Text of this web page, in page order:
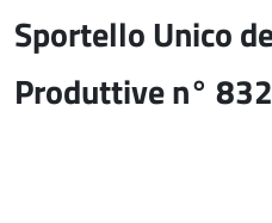
Sportello Unico
Produttive n°